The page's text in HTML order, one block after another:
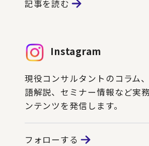
記事を読む
Instagram
現役コンサルタントのコラム
語解説、セミナー情報など実
ンテンツを発信します。
フォローする